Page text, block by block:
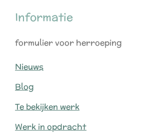
Informatie
formulier voor herroeping
Nieuws
Blog
Te bekijken werk
Werk in opdracht